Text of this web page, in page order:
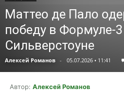
Маттео де Пало
победу в Формуле-
Сильверстоуне
Алексей Романов - 05.07.2026 • 11:41
Автор: Алексей Романов